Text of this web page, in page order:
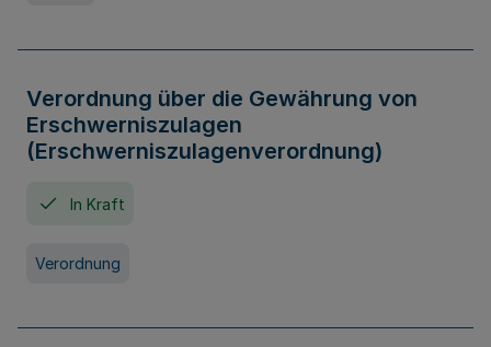
Verordnung über die Gewährung von
Erschwerniszulagen
(Erschwerniszulagenverordnung)
In Kraft
Verordnung